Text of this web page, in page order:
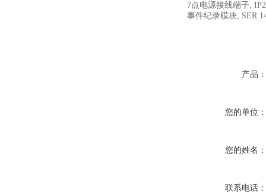
7点电源接线端子,
事件纪录模块, SER
产品：
您的单位：
您的姓名：
联系电话：